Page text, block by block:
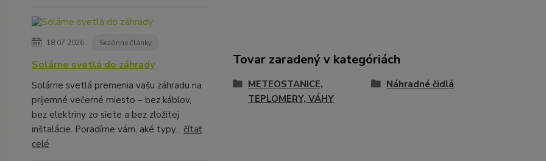
18.07.2026 Sezónne články
Solárne svetlá do záhrady
Solárne svetlá premenia vašu záhradu na
príjemné večerné miesto – bez káblov,
bez elektriny zo siete a bez zložitej
inštalácie. Poradíme vám, aké typy... čítať
celé
Tovar zaradený v kategóriách
METEOSTANICE,
TEPLOMERY, VÁHY
Náhradné čidlá